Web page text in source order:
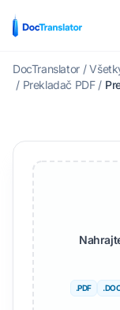
DocTranslator /
/ Prekladač PDF /
.PDF